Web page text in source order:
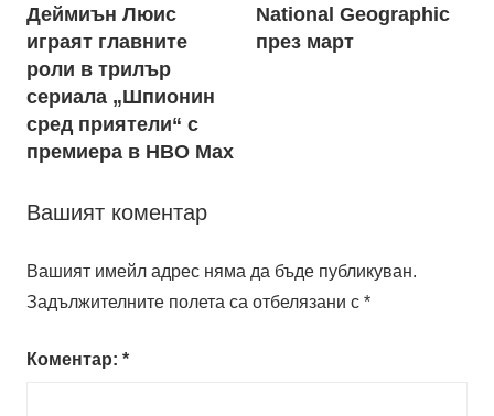
Деймиън Люис
играят главните
роли в трилър
сериала „Шпионин
сред приятели“ с
премиера в HBO Max
National Geographic
през март
Вашият коментар
Вашият имейл адрес няма да бъде публикуван.
Задължителните полета са отбелязани с *
Коментар: *